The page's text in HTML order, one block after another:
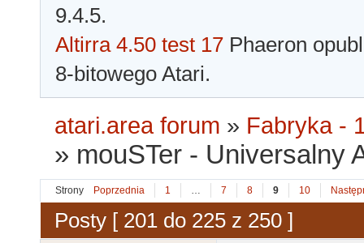
9.4.5.
Altirra 4.50 test 17 Phaeron
8-bitowego Atari.
atari.area forum » Fabryka -
» mouSTer - Universalny
Strony Poprzednia 1 … 7 8 9 10
Posty [ 201 do 225 z 250 ]